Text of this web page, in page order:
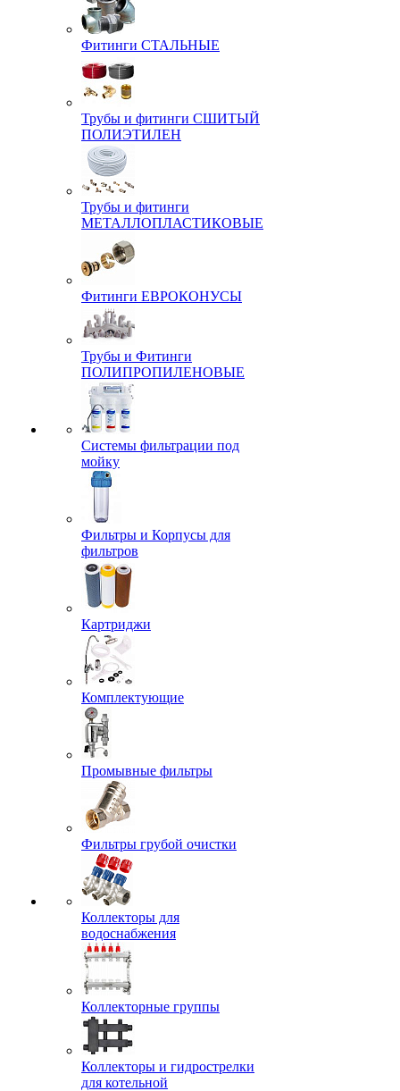
Фитинги СТАЛЬНЫЕ
Трубы и фитинги СШИТЫЙ
ПОЛИЭТИЛЕН
Трубы и фитинги
МЕТАЛЛОПЛАСТИКОВЫЕ
Фитинги ЕВРОКОНУСЫ
Трубы и Фитинги
ПОЛИПРОПИЛЕНОВЫЕ
Системы фильтрации под
мойку
Фильтры и Корпусы для
фильтров
Картриджи
Комплектующие
Промывные фильтры
Фильтры грубой очистки
Коллекторы для
водоснабжения
Коллекторные группы
Коллекторы и гидрострелки
для котельной